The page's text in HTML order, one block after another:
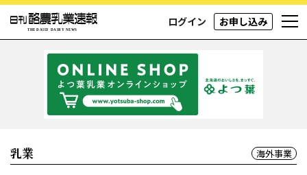
ログイン お申し込み
乳業 海外事業